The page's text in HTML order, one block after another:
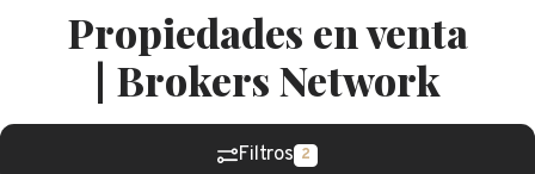
Propiedades en venta
| Brokers Network
Filtros 2